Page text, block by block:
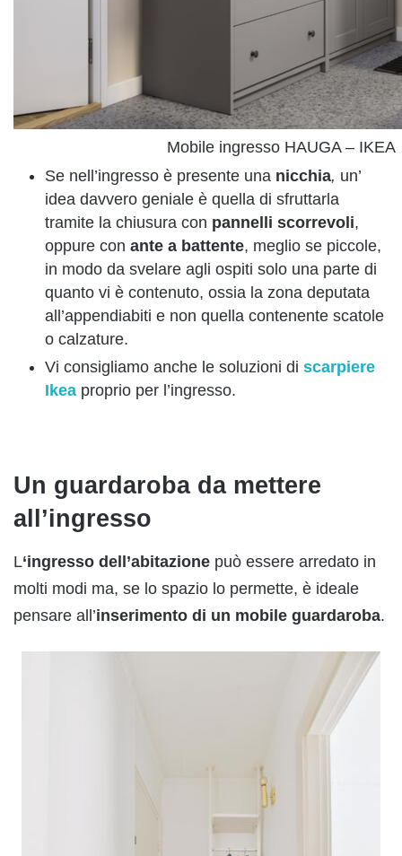
Mobile ingresso HAUGA – IKEA
Se nell’ingresso è presente una nicchia, un’
idea davvero geniale è quella di sfruttarla
tramite la chiusura con pannelli scorrevoli,
oppure con ante a battente, meglio se piccole,
in modo da svelare agli ospiti solo una parte di
quanto vi è contenuto, ossia la zona deputata
all’appendiabiti e non quella contenente scatole
o calzature.
Vi consigliamo anche le soluzioni di scarpiere
Ikea proprio per l’ingresso.
Un guardaroba da mettere
all’ingresso
L‘ingresso dell’abitazione può essere arredato in
molti modi ma, se lo spazio lo permette, è ideale
pensare all’inserimento di un mobile guardaroba.